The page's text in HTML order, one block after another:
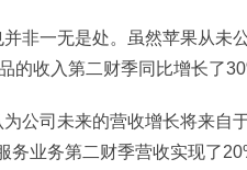
非一无是处。虽然苹果从未
的收入第二财季同比增长了
公司未来的营收增长将来自
业务第二财季营收实现了